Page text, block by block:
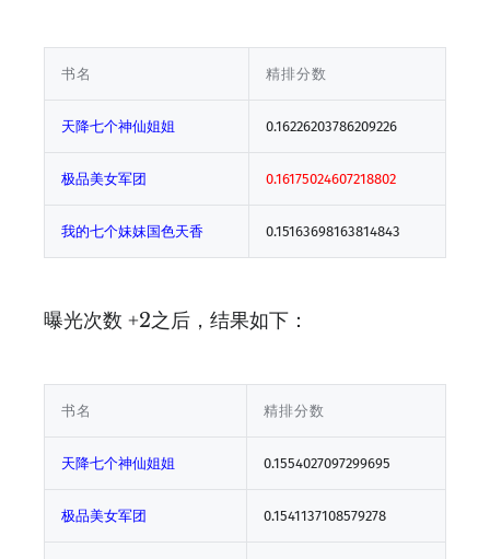
书名 精排分数
天降七个神仙姐姐 0.16226203786209226
极品美女军团 0.16175024607218802
我的七个妹妹国色天香 0.15163698163814843
曝光次数 +2之后，结果如下：
书名 精排分数
天降七个神仙姐姐 0.1554027097299695
极品美女军团 0.1541137108579278